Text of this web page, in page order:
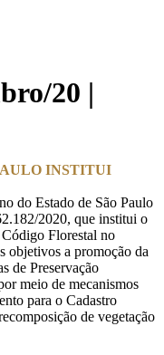
20 |
INSTITUI
do Estado de São Paulo
2020, que institui o
Florestal no
objetivos a promoção da
de Preservação
meio de mecanismos
para o Cadastro
de vegetação